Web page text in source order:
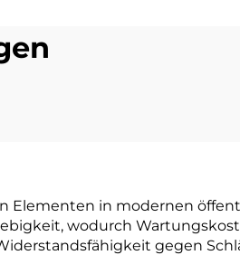
Elementen in modernen
wodurch
gegen